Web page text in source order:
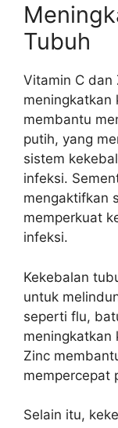
Tubuh
Vitamin C dan
meningkatkan
membantu
putih, yang
sistem
infeksi.
mengaktifkan
memperkuat
infeksi.
Kekebalan
untuk
seperti flu,
meningkatkan
Zinc
mempercepat
Selain itu,